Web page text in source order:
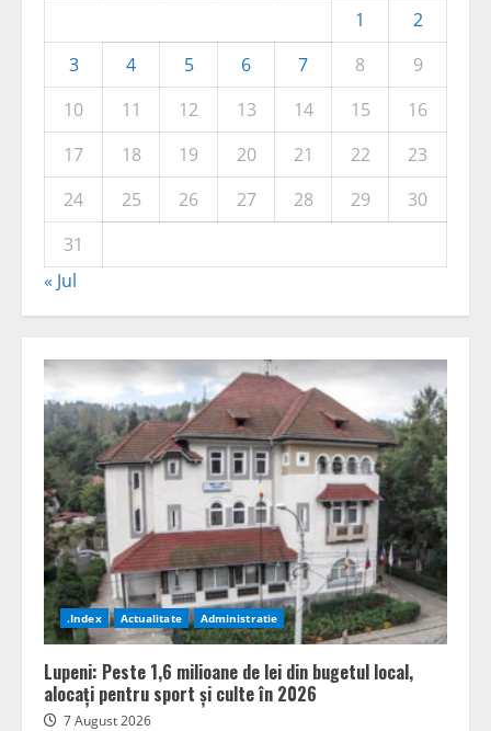
1
2
3
4 5 6 7 8
9
10
11 12 13 14 15
16
17
18 19 20 21 22
23
24
25 26 27 28 29
30
31
« Jul
.Index Actualitate Administratie
Lupeni: Peste 1,6 milioane de lei din bugetul local,
alocați pentru sport și culte în 2026
7 August 2026